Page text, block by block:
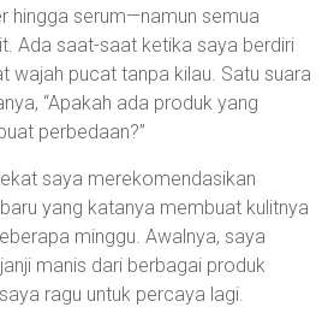
hingga serum—namun semua
Ada saat-saat ketika saya berdiri
wajah pucat tanpa kilau. Satu suara
“Apakah ada produk yang
perbedaan?”
saya merekomendasikan
yang katanya membuat kulitnya
minggu. Awalnya, saya
manis dari berbagai produk
ragu untuk percaya lagi.